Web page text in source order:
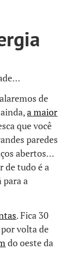
de
a maior
que você
paredes
abertos…
de tudo é a
para a
. Fica 30
por volta de
do oeste da